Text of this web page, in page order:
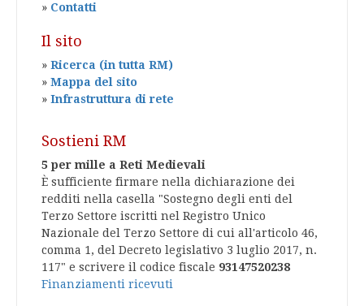
» Contatti
Il sito
» Ricerca (in tutta RM)
» Mappa del sito
» Infrastruttura di rete
Sostieni RM
5 per mille a Reti Medievali
È sufficiente firmare nella dichiarazione dei
redditi nella casella "Sostegno degli enti del
Terzo Settore iscritti nel Registro Unico
Nazionale del Terzo Settore di cui all'articolo 46,
comma 1, del Decreto legislativo 3 luglio 2017, n.
117" e scrivere il codice fiscale 93147520238
Finanziamenti ricevuti